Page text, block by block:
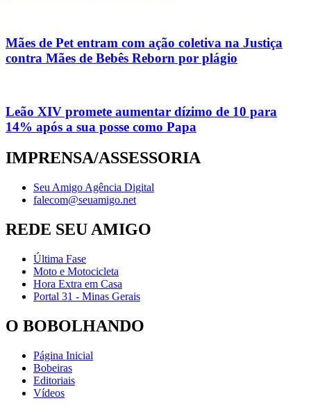
Mães de Pet entram com ação coletiva na Justiça
contra Mães de Bebês Reborn por plágio
Leão XIV promete aumentar dízimo de 10 para
14% após a sua posse como Papa
IMPRENSA/ASSESSORIA
Seu Amigo Agência Digital
falecom@seuamigo.net
REDE SEU AMIGO
Última Fase
Moto e Motocicleta
Hora Extra em Casa
Portal 31 - Minas Gerais
O BOBOLHANDO
Página Inicial
Bobeiras
Editoriais
Vídeos